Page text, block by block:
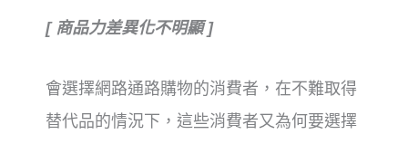
[ 商品力差異化不明顯 ]
會選擇網路通路購物的消費者， 在不難取得
替代品的情況下， 這些消費者又為何要選擇